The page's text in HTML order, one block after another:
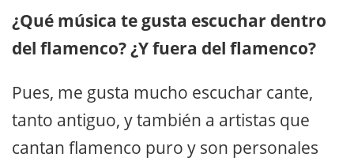
¿Qué música te gusta escuchar dentro
del flamenco? ¿Y fuera del flamenco?
Pues, me gusta mucho escuchar cante,
tanto antiguo, y también a artistas que
cantan flamenco puro y son personales